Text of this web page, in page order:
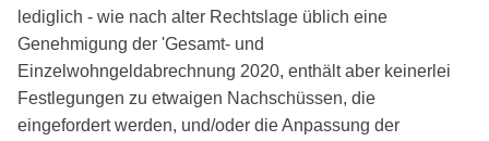
lediglich - wie nach alter Rechtslage üblich eine
Genehmigung der 'Gesamt- und
Einzelwohngeldabrechnung 2020, enthält aber keinerlei
Festlegungen zu etwaigen Nachschüssen, die
eingefordert werden, und/oder die Anpassung der